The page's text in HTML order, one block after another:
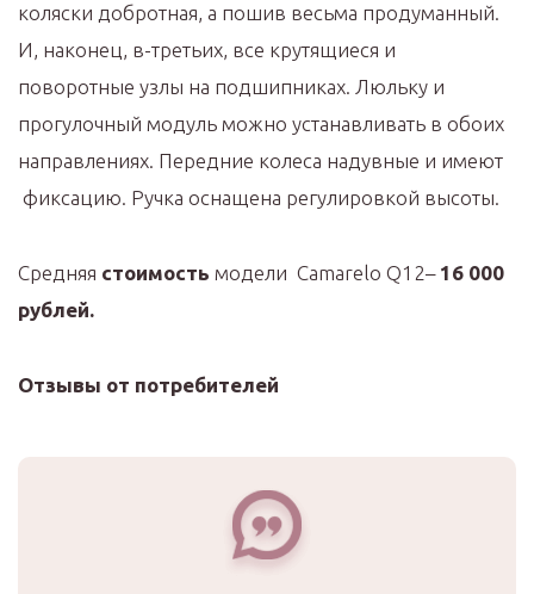
коляски добротная, а пошив весьма продуманный.
И, наконец, в-третьих, все крутящиеся и
поворотные узлы на подшипниках. Люльку и
прогулочный модуль можно устанавливать в обоих
направлениях. Передние колеса надувные и имеют
фиксацию. Ручка оснащена регулировкой высоты.
Средняя стоимость модели Camarelo Q12– 16 000
рублей.
Отзывы от потребителей